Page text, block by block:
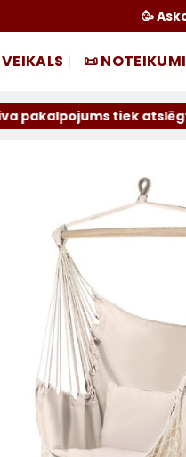
🥳
VEIKALS 📜 NOTEIKUMI
tiek atslēgts uz